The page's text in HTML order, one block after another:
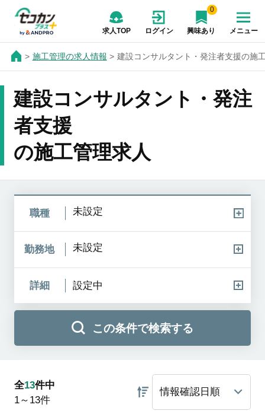
求人TOP ログイン
0
興味あり メニュー
施工管理の求人情報 建設コンサルタント・発注者支援の施
建設コンサルタント・発注
者支援
の施工管理求人
職種 未設定
勤務地 未設定
詳細 設定中
この条件で検索する
全13件中
1～13件